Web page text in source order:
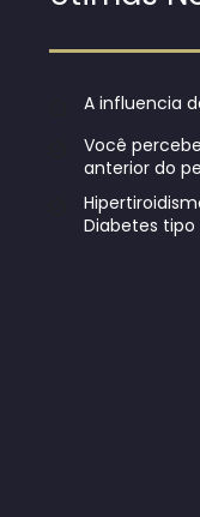
A influencia
Você
anterior do
Diabetes tipo